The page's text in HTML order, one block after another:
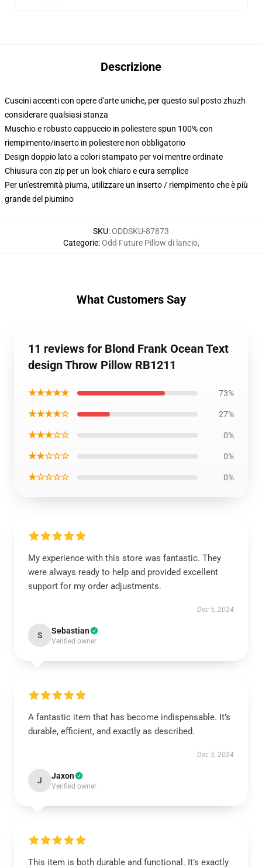
Descrizione
Cuscini accenti con opere d'arte uniche, per questo sul posto zhuzh
considerare qualsiasi stanza
Muschio e robusto cappuccio in poliestere spun 100% con
riempimento/inserto in poliestere non obbligatorio
Design doppio lato a colori stampato per voi mentre ordinate
Chiusura con zip per un look chiaro e cura semplice
Per un'estremità piuma, utilizzare un inserto / riempimento che è più
grande del piumino
SKU:ODDSKU-87873
Categorie:Odd Future Pillow di lancio,
What Customers Say
11 reviews for Blond Frank Ocean Text
design Throw Pillow RB1211
★★★★★ 73%
★★★★☆ 27%
★★★☆☆ 0%
★★☆☆☆ 0%
★☆☆☆☆ 0%
My experience with this store was fantastic. They
were always ready to help and provided excellent
support for my order adjustments.
Dec 5, 2024
S Sebastian
Verified owner
A fantastic item that has become indispensable. It’s
durable, efficient, and exactly as described.
Dec 5, 2024
J Jaxon
Verified owner
This item is both durable and functional. It’s exactly